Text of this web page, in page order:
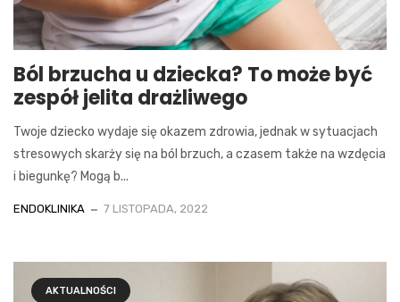
Ból brzucha u dziecka? To może być
zespół jelita drażliwego
Twoje dziecko wydaje się okazem zdrowia, jednak w sytuacjach
stresowych skarży się na ból brzuch, a czasem także na wzdęcia
i biegunkę? Mogą b...
ENDOKLINIKA 7 LISTOPADA, 2022
AKTUALNOŚCI